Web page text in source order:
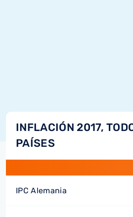
INFLACIÓN 2017,
PAÍSES
IPC Alemania